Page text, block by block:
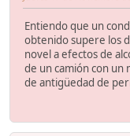
Entiendo que un
obtenido supere los
novel a efectos de
de un camión con un
de antigüedad de